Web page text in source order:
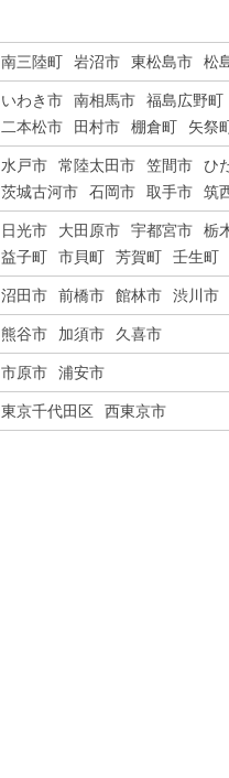
南三陸町 岩沼市 東松島市 松
いわき市 南相馬市 福島広野町
二本松市
田村市 棚倉町 矢祭
水戸市 常陸太田市 笠間市 ひ
茨城古河市
石岡市 取手市 筑
日光市 大田原市 宇都宮市 栃
益子町
市貝町 芳賀町 壬生町
沼田市 前橋市 館林市 渋川市
熊谷市 加須市 久喜市
市原市 浦安市
東京千代田区 西東京市